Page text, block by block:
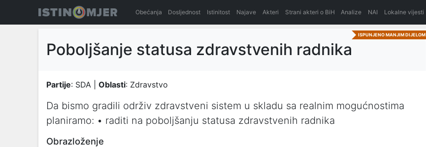
Obećanja Dosljednost Istinitost Najave Akteri Strani akteri o BiH Analize NAI Lokalne vijesti
ISPUNJENO MANJIM DIJELOM
Poboljšanje statusa zdravstvenih radnika
Partije: SDA | Oblasti: Zdravstvo
Da bismo gradili održiv zdravstveni sistem u skladu sa realnim mogućnostima
planiramo: • raditi na poboljšanju statusa zdravstvenih radnika
Obrazloženje